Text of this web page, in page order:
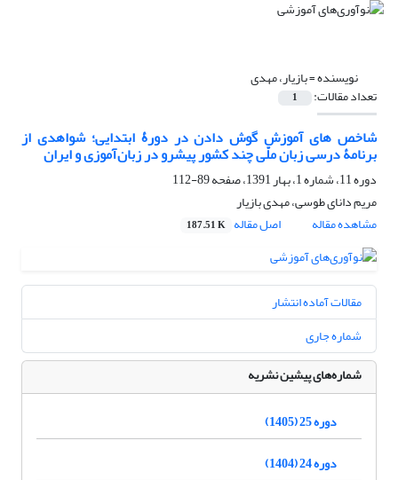
نویسنده =بازیار، مهدی
تعداد مقالات: 1
شاخص های آموزش گوش دادن در دورۀ ابتدایی؛ شواهدی از
برنامۀ درسی زبان ملّی چند کشور پیشرو در زبان آموزی و ایران
دوره 11، شماره 1، بهار 1391، صفحه
89-112
مریم دانای طوسی، مهدی بازیار
مشاهده مقاله
اصل مقاله 187.51 K
مقالات آماده انتشار
شماره جاری
شماره‌های پیشین نشریه
دوره 25 (1405)
دوره 24 (1404)